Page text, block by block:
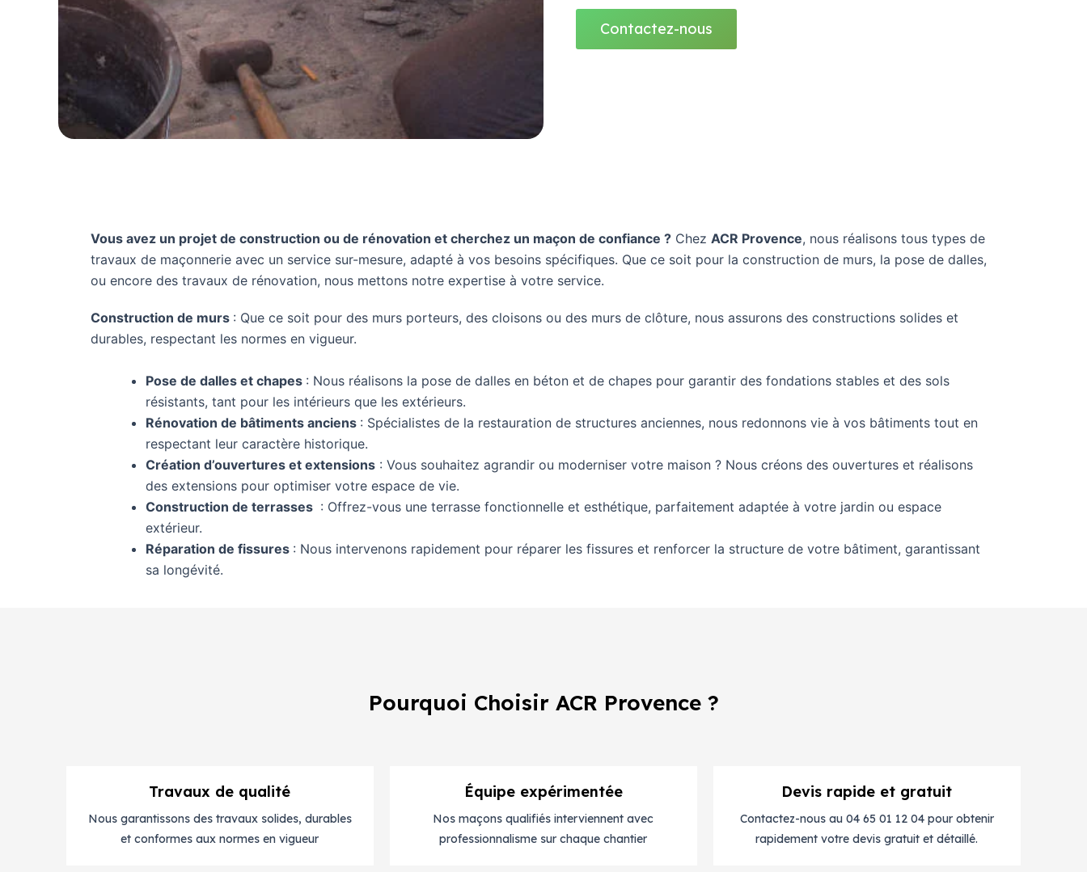
Contactez-nous
Vous avez un projet de construction ou de rénovation et cherchez un maçon de confiance ? Chez ACR Provence, nous réalisons tous types de
travaux de maçonnerie avec un service sur-mesure, adapté à vos besoins spécifiques. Que ce soit pour la construction de murs, la pose de dalles,
ou encore des travaux de rénovation, nous mettons notre expertise à votre service.
Construction de murs : Que ce soit pour des murs porteurs, des cloisons ou des murs de clôture, nous assurons des constructions solides et
durables, respectant les normes en vigueur.
Pose de dalles et chapes : Nous réalisons la pose de dalles en béton et de chapes pour garantir des fondations stables et des sols
résistants, tant pour les intérieurs que les extérieurs.
Rénovation de bâtiments anciens : Spécialistes de la restauration de structures anciennes, nous redonnons vie à vos bâtiments tout en
respectant leur caractère historique.
Création d’ouvertures et extensions : Vous souhaitez agrandir ou moderniser votre maison ? Nous créons des ouvertures et réalisons
des extensions pour optimiser votre espace de vie.
Construction de terrasses : Offrez-vous une terrasse fonctionnelle et esthétique, parfaitement adaptée à votre jardin ou espace
extérieur.
Réparation de fissures : Nous intervenons rapidement pour réparer les fissures et renforcer la structure de votre bâtiment, garantissant
sa longévité.
Pourquoi Choisir ACR Provence ?
Travaux de qualité
Nous garantissons des travaux solides, durables
et conformes aux normes en vigueur
Équipe expérimentée
Nos maçons qualifiés interviennent avec
professionnalisme sur chaque chantier
Devis rapide et gratuit
Contactez-nous au 04 65 01 12 04 pour obtenir
rapidement votre devis gratuit et détaillé.